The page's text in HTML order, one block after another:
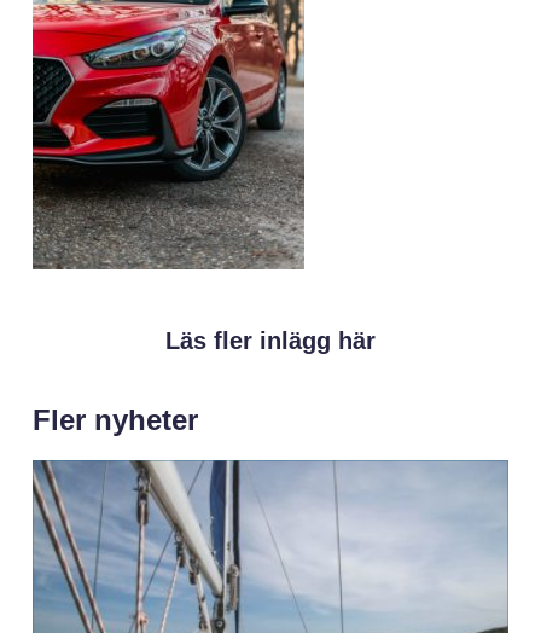
Läs fler inlägg här
Fler nyheter